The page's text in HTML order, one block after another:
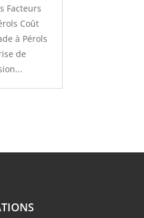
Facteurs
Coût
à Pérols
de